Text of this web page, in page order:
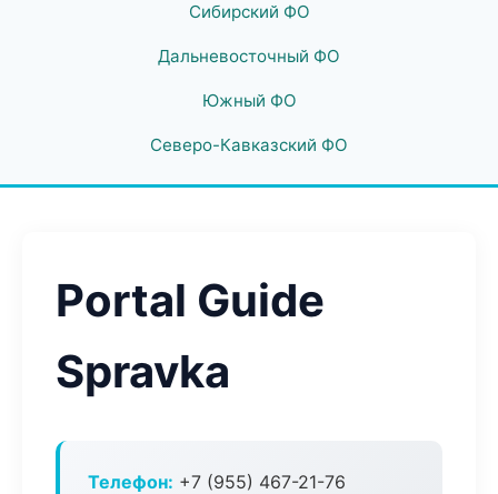
Сибирский ФО
Дальневосточный ФО
Южный ФО
Северо-Кавказский ФО
Portal Guide
Spravka
Телефон: +7 (955) 467-21-76